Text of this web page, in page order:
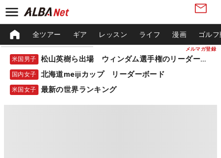
メルマガ登録
全ツアー ギア レッスン ライフ 漫画 ゴル
米国男子 松山英樹ら出場 ウィンダム選手権のリーダーボード
国内女子 北海道meijiカップ リーダーボード
米国女子 最新の世界ランキング